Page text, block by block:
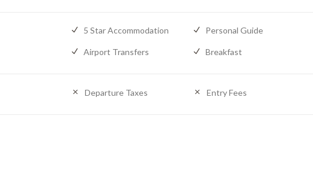
5 Star Accommodation Personal Guide
Airport Transfers Breakfast
Departure Taxes Entry Fees